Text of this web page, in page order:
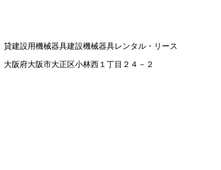
貸建設用機械器具建設機械器具レンタル・リース
大阪府大阪市大正区小林西１丁目２４－２